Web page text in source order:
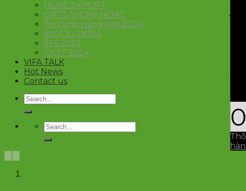
HCMC EXPORT
GIFTS SHOW HCMC
Tôn Vinh Hàng Việt 2024
WOFX – INDIA
SFS 2024
OCTF 2024
VIFA TALK
Hot News
Contact us
0